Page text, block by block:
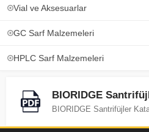
Vial ve Aksesuarlar
GC Sarf Malzemeleri
HPLC Sarf Malzemeleri
BIORIDGE
BIORIDGE Santrifüjler